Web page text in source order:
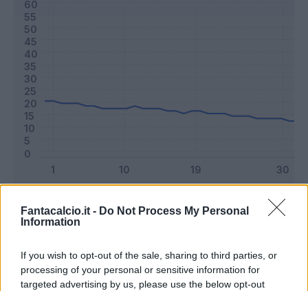
Fantacalcio.it - Do Not Process My Personal
Information
If you wish to opt-out of the sale, sharing to third parties, or
processing of your personal or sensitive information for
targeted advertising by us, please use the below opt-out
Titolare 18 - 47